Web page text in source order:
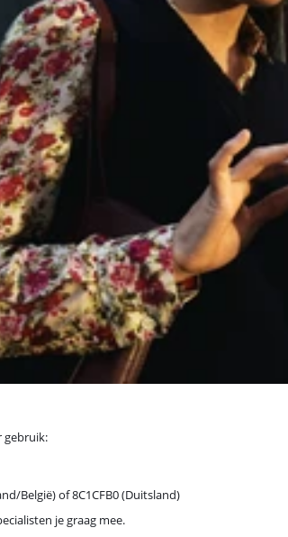
gebruik:
België) of 8C1CFB0 (Duitsland)
je graag mee.